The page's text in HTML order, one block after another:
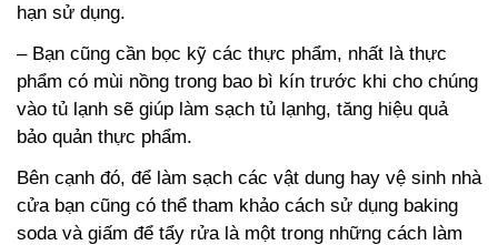
hạn sử dụng.
– Bạn cũng cần bọc kỹ các thực phẩm, nhất là thực
phẩm có mùi nồng trong bao bì kín trước khi cho chúng
vào tủ lạnh sẽ giúp làm sạch tủ lạnhg, tăng hiệu quả
bảo quản thực phẩm.
Bên cạnh đó, để làm sạch các vật dung hay vệ sinh nhà
cửa bạn cũng có thể tham khảo cách sử dụng baking
soda và giấm để tẩy rửa là một trong những cách làm